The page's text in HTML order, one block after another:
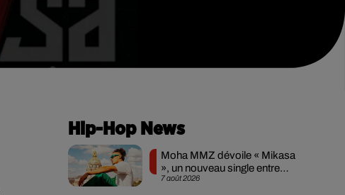
Hip-Hop News
7 août 2026
Moha MMZ dévoile « Mikasa
», un nouveau single entre
amour et...